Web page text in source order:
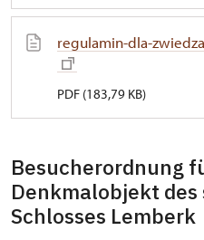
regulamin-dla-
PDF (183,79 KB)
Besucherordnung
Denkmalobjekt
Schlosses Lemberk